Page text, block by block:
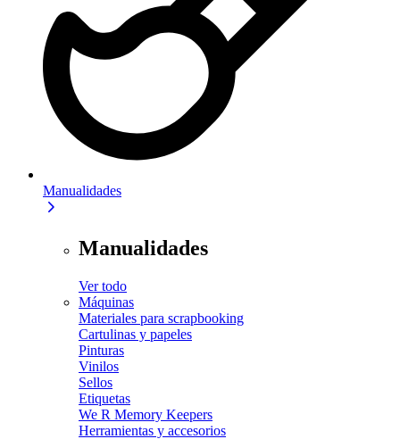
Manualidades
Manualidades
Ver todo
Máquinas
Materiales para scrapbooking
Cartulinas y papeles
Pinturas
Vinilos
Sellos
Etiquetas
We R Memory Keepers
Herramientas y accesorios